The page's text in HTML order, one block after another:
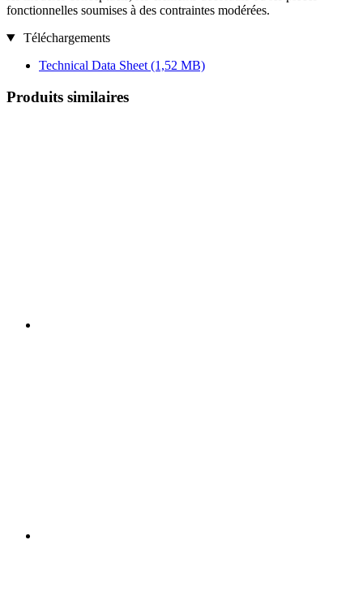
fonctionnelles soumises à des contraintes modérées.
Téléchargements
Technical Data Sheet (1,52 MB)
Produits similaires